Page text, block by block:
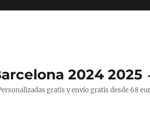
2024
gratis y envío gratis desde 68